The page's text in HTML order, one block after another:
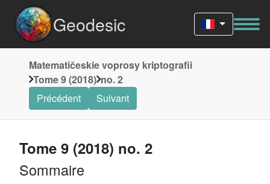
Geodesic
Matematičeskie voprosy kriptografii
Tome 9 (2018) no. 2
Précédent
Suivant
Tome 9 (2018) no. 2
Sommaire